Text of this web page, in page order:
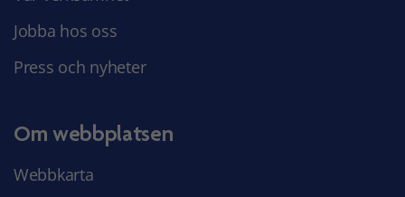
Jobba hos oss
Press och nyheter
Om webbplatsen
Webbkarta